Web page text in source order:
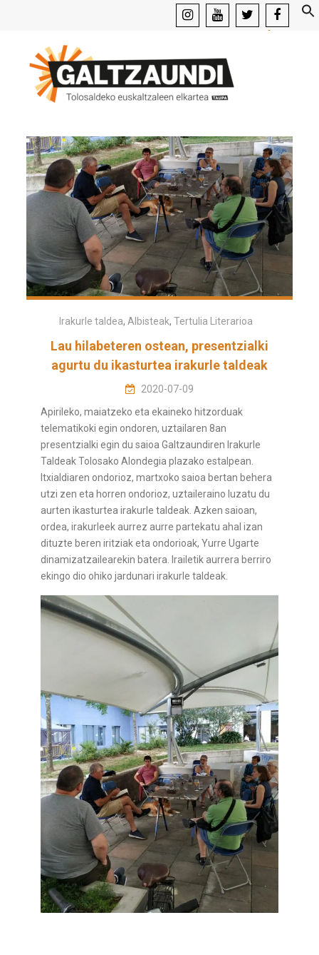
facebook
Irakurle taldea, Albisteak, Tertulia Literarioa
Lau hilabeteren ostean, presentzialki
agurtu du ikasturtea irakurle taldeak
2020-07-09
Apirileko, maiatzeko eta ekaineko hitzorduak
telematikoki egin ondoren, uztailaren 8an
presentzialki egin du saioa Galtzaundiren Irakurle
Taldeak Tolosako Alondegia plazako estalpean.
Itxialdiaren ondorioz, martxoko saioa bertan behera
utzi zen eta horren ondorioz, uztaileraino luzatu du
aurten ikasturtea irakurle taldeak. Azken saioan,
ordea, irakurleek aurrez aurre partekatu ahal izan
dituzte beren iritziak eta ondorioak, Yurre Ugarte
dinamizatzailearekin batera. Irailetik aurrera berriro
ekingo dio ohiko jardunari irakurle taldeak.